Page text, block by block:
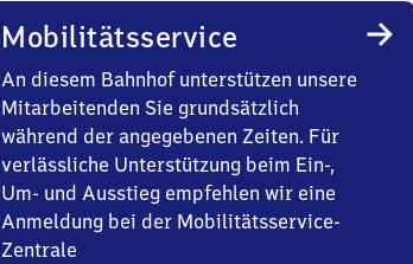
Mobilitätsservice
An diesem Bahnhof unterstützen unsere
Mitarbeitenden Sie grundsätzlich
während der angegebenen Zeiten. Für
verlässliche Unterstützung beim Ein-,
Um- und Ausstieg empfehlen wir eine
Anmeldung bei der Mobilitätsservice-
Zentrale